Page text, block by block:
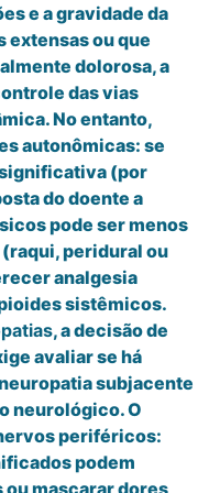
e a gravidade da
extensas ou que
dolorosa, a
das vias
No entanto,
autonômicas: se
(por
do doente a
pode ser menos
peridural ou
analgesia
sistêmicos.
, a decisão de
avaliar se há
subjacente
neurológico. O
periféricos:
podem